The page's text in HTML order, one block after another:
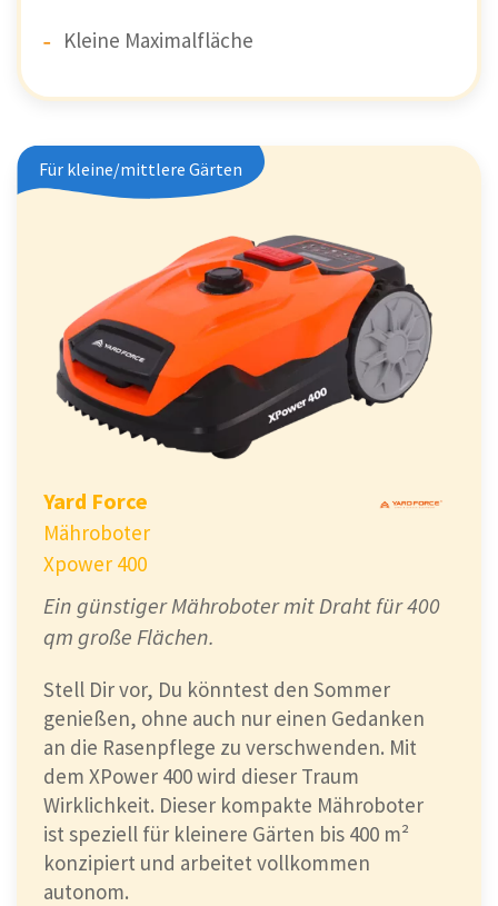
Kleine Maximalfläche
Für kleine/mittlere Gärten
Yard Force
Mähroboter
Xpower 400
Ein günstiger Mähroboter mit Draht für 400
qm große Flächen.
Stell Dir vor, Du könntest den Sommer
genießen, ohne auch nur einen Gedanken
an die Rasenpflege zu verschwenden. Mit
dem XPower 400 wird dieser Traum
Wirklichkeit. Dieser kompakte Mähroboter
ist speziell für kleinere Gärten bis 400 m²
konzipiert und arbeitet vollkommen
autonom.